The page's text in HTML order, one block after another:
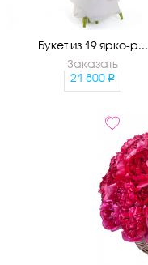
Букет из 19 ярко-р...
Заказать
21 800